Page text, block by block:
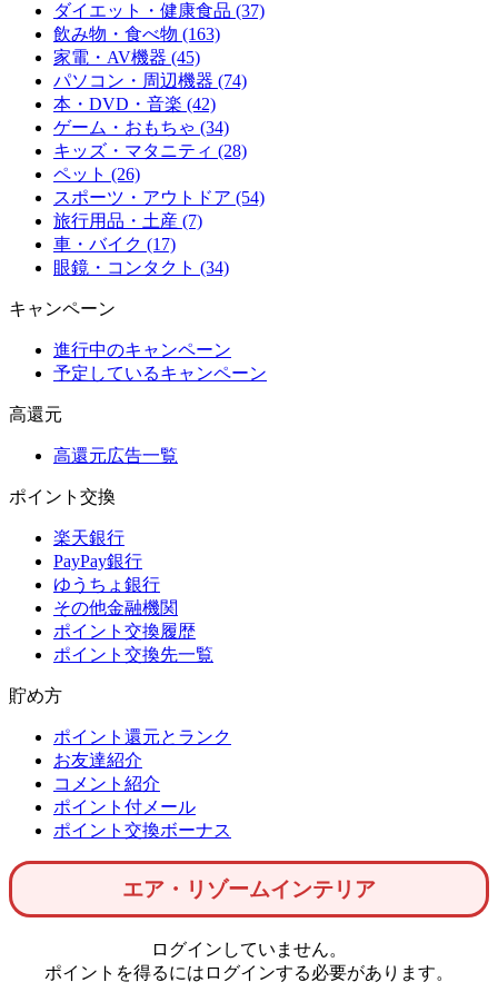
ダイエット・健康食品 (37)
飲み物・食べ物 (163)
家電・AV機器 (45)
パソコン・周辺機器 (74)
本・DVD・音楽 (42)
ゲーム・おもちゃ (34)
キッズ・マタニティ (28)
ペット (26)
スポーツ・アウトドア (54)
旅行用品・土産 (7)
車・バイク (17)
眼鏡・コンタクト (34)
キャンペーン
進行中のキャンペーン
予定しているキャンペーン
高還元
高還元広告一覧
ポイント交換
楽天銀行
PayPay銀行
ゆうちょ銀行
その他金融機関
ポイント交換履歴
ポイント交換先一覧
貯め方
ポイント還元とランク
お友達紹介
コメント紹介
ポイント付メール
ポイント交換ボーナス
エア・リゾームインテリア
ログインしていません。
ポイントを得るにはログインする必要があります。